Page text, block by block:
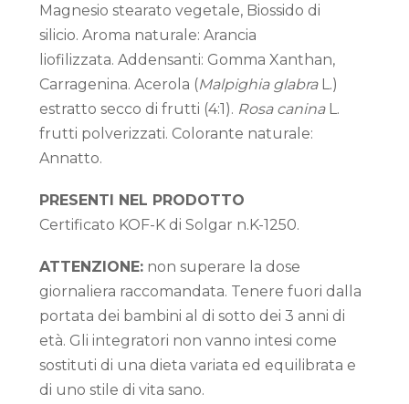
Magnesio stearato vegetale, Biossido di
silicio. Aroma naturale: Arancia
liofilizzata. Addensanti: Gomma Xanthan,
Carragenina. Acerola (Malpighia glabraL.)
estratto secco di frutti (4:1). Rosa caninaL.
frutti polverizzati. Colorante naturale:
Annatto.
PRESENTI NEL PRODOTTO
Certificato KOF-K di Solgar n.K-1250.
ATTENZIONE:non superare la dose
giornaliera raccomandata. Tenere fuori dalla
portata dei bambini al di sotto dei 3 anni di
età. Gli integratori non vanno intesi come
sostituti di una dieta variata ed equilibrata e
di uno stile di vita sano.